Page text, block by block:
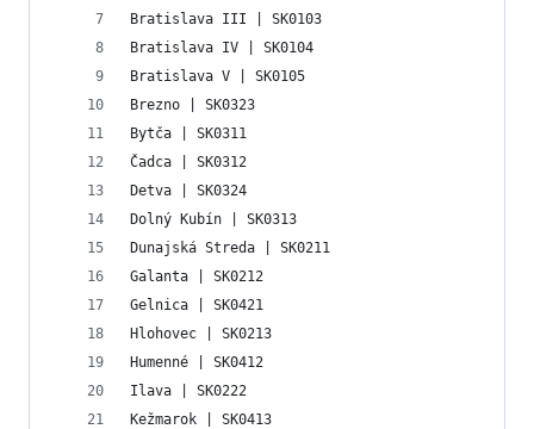
Bratislava III | SK0103
Bratislava IV | SK0104
Bratislava V | SK0105
Brezno | SK0323
Bytča | SK0311
Čadca | SK0312
Detva | SK0324
Dolný Kubín | SK0313
Dunajská Streda | SK0211
Galanta | SK0212
Gelnica | SK0421
Hlohovec | SK0213
Humenné | SK0412
Ilava | SK0222
Kežmarok | SK0413